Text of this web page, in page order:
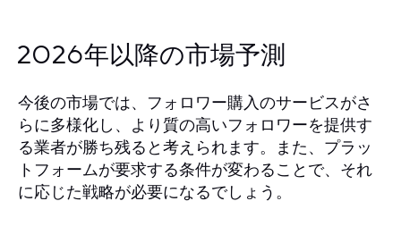
2026年以降の市場予測
今後の市場では、フォロワー購入のサービスがさ
らに多様化し、より質の高いフォロワーを提供す
る業者が勝ち残ると考えられます。また、プラッ
トフォームが要求する条件が変わることで、それ
に応じた戦略が必要になるでしょう。